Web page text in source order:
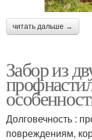
читать дальше →
Забор из
Долговечность :
повреждениям,